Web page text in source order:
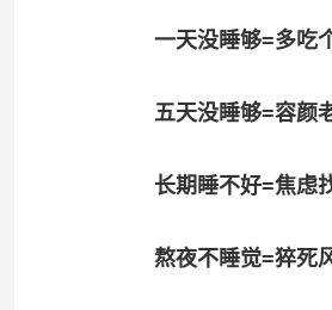
一天没睡够=多吃
五天没睡够=容颜
长期睡不好=焦虑
熬夜不睡觉=猝死